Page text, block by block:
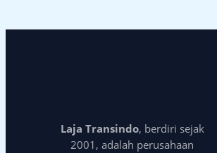
Laja Transindo, berdiri sejak
2001, adalah perusahaan